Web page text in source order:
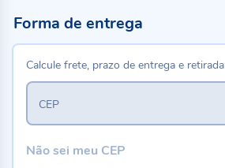
Forma de entrega
Calcule frete, prazo de entrega e retirada
CEP
Não sei meu CEP